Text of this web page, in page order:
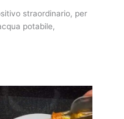
straordinario, per
potabile,